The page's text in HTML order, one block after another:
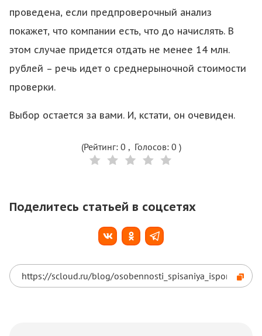
проведена, если предпроверочный анализ
покажет, что компании есть, что до начислять. В
этом случае придется отдать не менее 14 млн.
рублей – речь идет о среднерыночной стоимости
проверки.
Выбор остается за вами. И, кстати, он очевиден.
(Рейтинг: 0 , Голосов: 0 )
Поделитесь статьей в соцсетях